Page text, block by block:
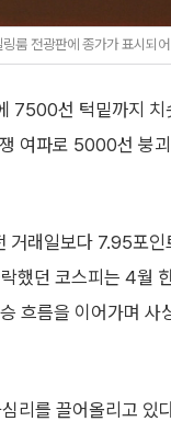
룸 전광판에 종가가 표시되
선 턱밑까지 치
여파로 5000선 붕
거래일보다 7.95포인
했던 코스피는 4월
흐름을 이어가며 사
리를 끌어올리고 있